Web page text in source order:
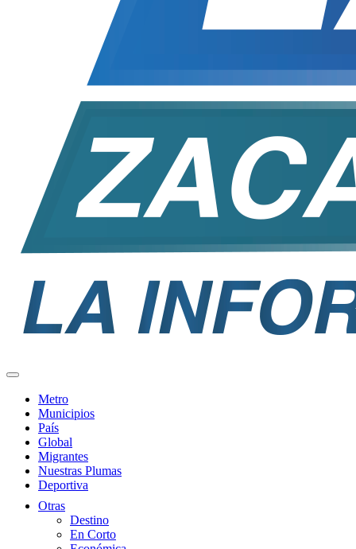
Metro
Municipios
País
Global
Migrantes
Nuestras Plumas
Deportiva
Otras
Destino
En Corto